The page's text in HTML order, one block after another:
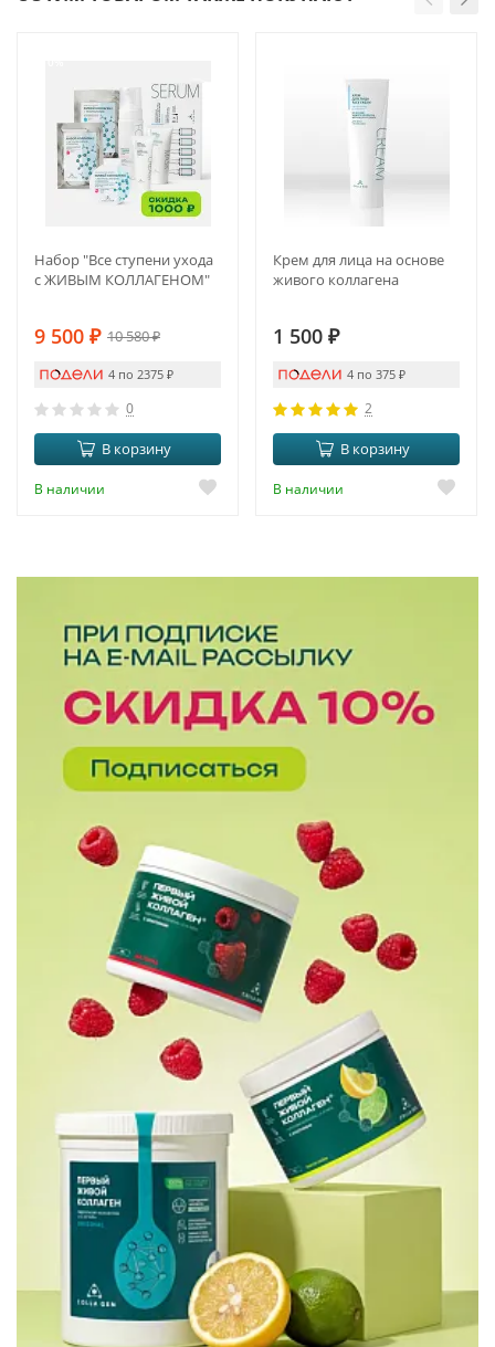
Набор "Все ступени ухода
с ЖИВЫМ КОЛЛАГЕНОМ"
9 500 ₽ 10 580₽
4 по 2375 ₽
0
В корзину
В наличии
Крем для лица на основе
живого коллагена
1 500 ₽
4 по 375 ₽
2
В корзину
В наличии